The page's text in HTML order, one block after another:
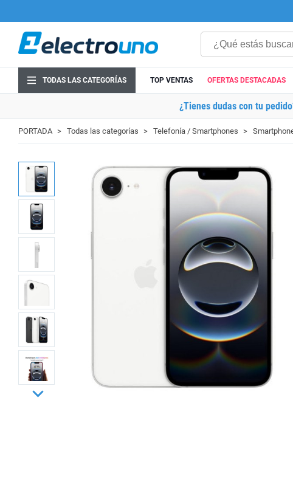
TODAS LAS CATEGORÍAS TOP VENTAS OFERTAS DESTACADAS
¿Tienes dudas con tu
PORTADA Todas las categorías Telefonía / Smartphones